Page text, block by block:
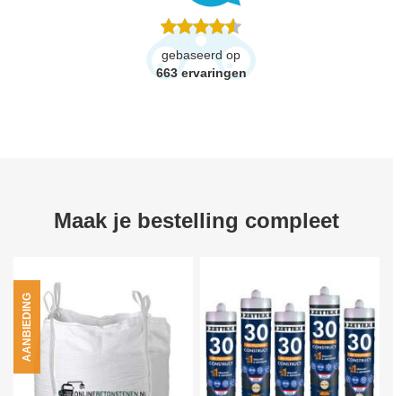
gebaseerd op
663 ervaringen
Maak je bestelling compleet
AANBIEDING